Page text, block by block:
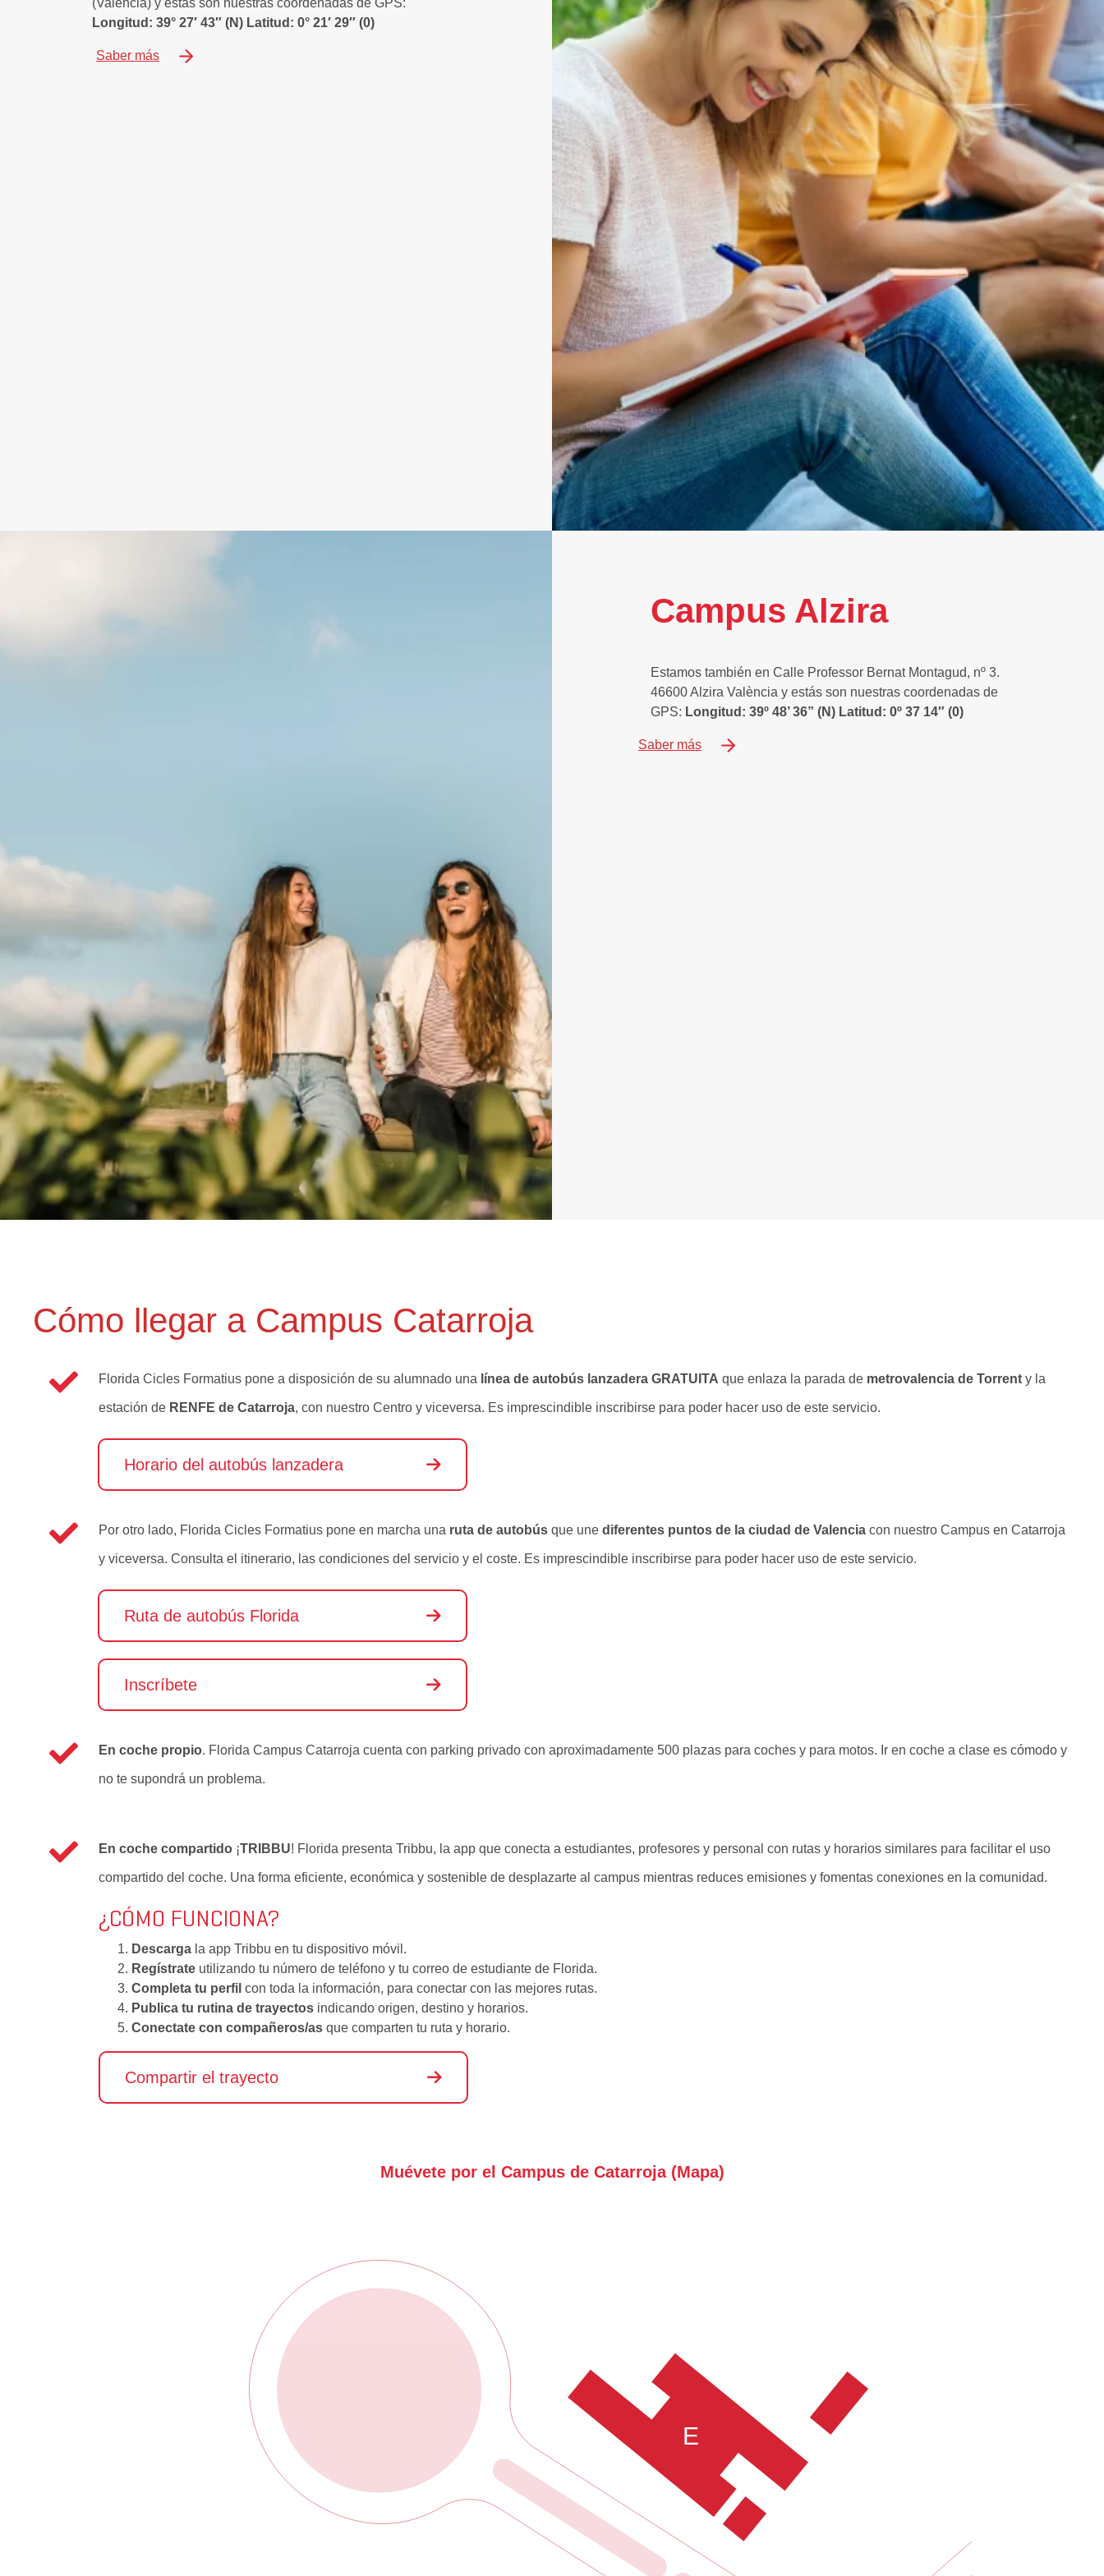
(Valencia) y estás son nuestras coordenadas de GPS:
Longitud: 39° 27′ 43″ (N) Latitud: 0° 21′ 29″ (0)
Saber más
Campus Alzira
Estamos también en Calle Professor Bernat Montagud, nº 3.
46600 Alzira València y estás son nuestras coordenadas de
GPS: Longitud: 39º 48’ 36” (N) Latitud: 0º 37 14″ (0)
Saber más
Cómo llegar a Campus Catarroja
Florida Cicles Formatius pone a disposición de su alumnado una línea de autobús lanzadera GRATUITA que enlaza la parada de metrovalencia de Torrent y la
estación de RENFE de Catarroja, con nuestro Centro y viceversa. Es imprescindible inscribirse para poder hacer uso de este servicio.
Horario del autobús lanzadera
Por otro lado, Florida Cicles Formatius pone en marcha una ruta de autobús que une diferentes puntos de la ciudad de Valencia con nuestro Campus en Catarroja
y viceversa. Consulta el itinerario, las condiciones del servicio y el coste. Es imprescindible inscribirse para poder hacer uso de este servicio.
Ruta de autobús Florida
Inscríbete
En coche propio. Florida Campus Catarroja cuenta con parking privado con aproximadamente 500 plazas para coches y para motos. Ir en coche a clase es cómodo y
no te supondrá un problema.
En coche compartido ¡TRIBBU! Florida presenta Tribbu, la app que conecta a estudiantes, profesores y personal con rutas y horarios similares para facilitar el uso
compartido del coche. Una forma eficiente, económica y sostenible de desplazarte al campus mientras reduces emisiones y fomentas conexiones en la comunidad.
¿CÓMO FUNCIONA?
Descarga la app Tribbu en tu dispositivo móvil.
Regístrate utilizando tu número de teléfono y tu correo de estudiante de Florida.
Completa tu perfil con toda la información, para conectar con las mejores rutas.
Publica tu rutina de trayectos indicando origen, destino y horarios.
Conectate con compañeros/as que comparten tu ruta y horario.
Compartir el trayecto
Muévete por el Campus de Catarroja (Mapa)